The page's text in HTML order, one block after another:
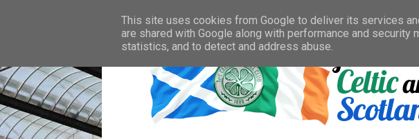
This site uses cookies from Google to deliver its services
are shared with Google along with performance and
statistics, and to detect and address abuse.